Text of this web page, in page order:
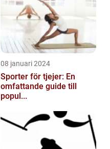
08 januari 2024
Sporter för tjejer: En
omfattande guide till
popul...